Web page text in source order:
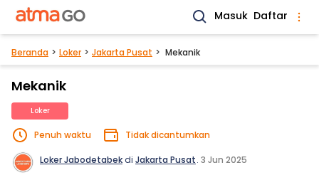
Masuk Daftar
Beranda Loker Jakarta Pusat Mekanik
Mekanik
Loker
Penuh waktu Tidak dicantumkan
Loker Jabodetabekdi Jakarta Pusat. 3 Jun 2025